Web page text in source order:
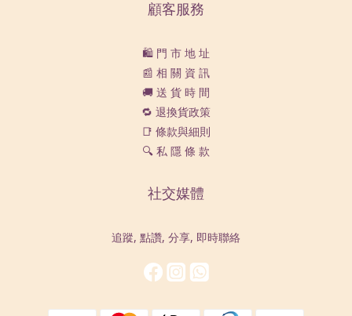
顧客服務
🛍️ 門 市 地 址
📰 相 關 資 訊
🚚 送 貨 時 間
🔁 退換貨政策
📑 條款與細則
🔍 私 隱 條 款
社交媒體
追蹤, 點讚, 分享, 即時聯絡